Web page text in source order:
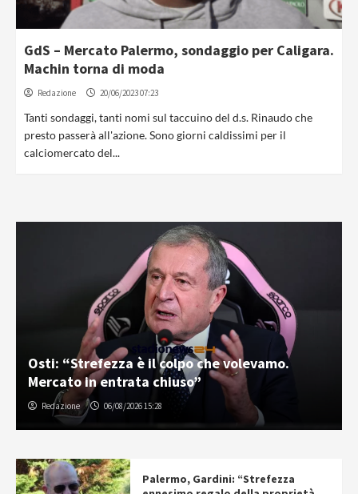
GdS – Mercato Palermo, sondaggio per Caligara.
Machin torna di moda
Redazione 20/06/2023 07:23
Tanti sondaggi, tanti nomi sul taccuino del d.s. Rinaudo che
presto passerà all'azione. Sono giorni caldissimi per il
calciomercato del...
Osti: “Strefezza è il colpo che volevamo.
Mercato in entrata chiuso”
Redazione 06/08/2026 15:28
Palermo, Gardini: “Strefezza